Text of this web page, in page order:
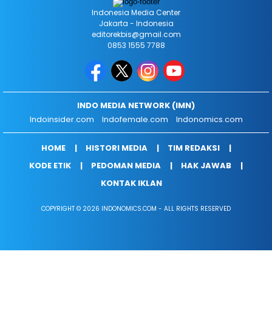
Indonesia Media Center
Jakarta - Indonesia
editorekbis@gmail.com
0853 1555 7788
INDO MEDIA NETWORK (IMN)
Indoinsider.com
Indofemale.com Indonomics.com
HOME HISTORI MEDIA
TIM REDAKSI
KODE ETIK
PEDOMAN MEDIA
HAK JAWAB
KONTAK IKLAN
COPYRIGHT © 2026 INDONOMICS.COM - ALL RIGHTS RESERVED